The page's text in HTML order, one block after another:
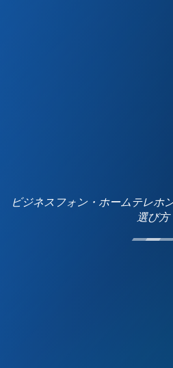
ビジネスフォン・ホームテレホ
選び方